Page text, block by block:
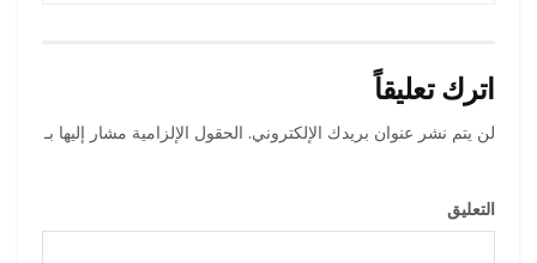
اترك تعليقاً
لن يتم نشر عنوان بريدك الإلكتروني. الحقول الإلزامية مشار إليها بـ
التعليق